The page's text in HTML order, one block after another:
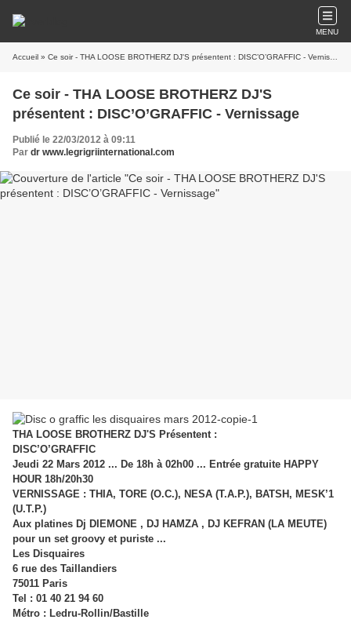
MENU
Accueil » Ce soir - THA LOOSE BROTHERZ DJ'S présentent : DISC’O’GRAFFIC - Vernissage
Ce soir - THA LOOSE BROTHERZ DJ'S
présentent : DISC’O’GRAFFIC - Vernissage
Publié le 22/03/2012 à 09:11
Par dr www.legrigriinternational.com
THA LOOSE BROTHERZ DJ'S Présentent :
DISC’O’GRAFFIC
Jeudi 22 Mars 2012 ... De 18h à 02h00 ... Entrée gratuite HAPPY
HOUR 18h/20h30
VERNISSAGE : THIA, TORE (O.C.), NESA (T.A.P.), BATSH, MESK’1
(U.T.P.)
Aux platines Dj DIEMONE , DJ HAMZA , DJ KEFRAN (LA MEUTE)
pour un set groovy et puriste ...
Les Disquaires
6 rue des Taillandiers
75011 Paris
Tel : 01 40 21 94 60
Métro : Ledru-Rollin/Bastille